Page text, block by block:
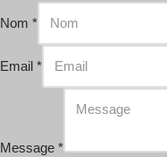
Nom *
Email *
Message *